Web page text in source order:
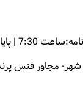
شهر- مجاور فنس